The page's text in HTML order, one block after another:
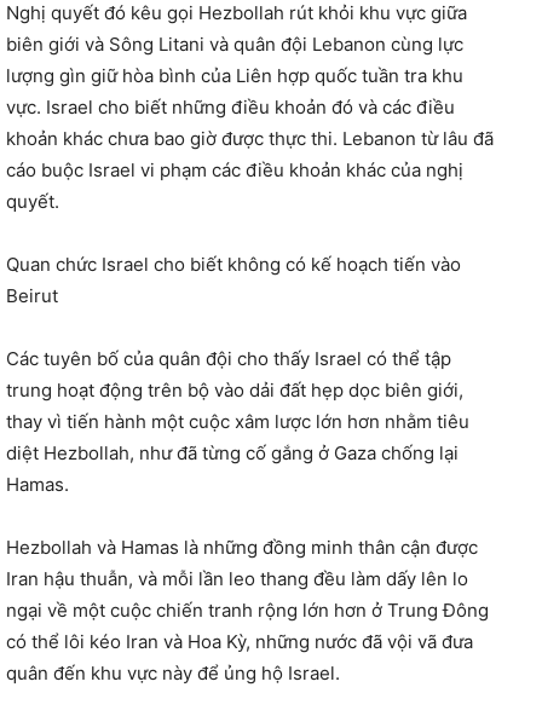
Nghị quyết đó kêu gọi Hezbollah rút khỏi khu vực giữa
biên giới và Sông Litani và quân đội Lebanon cùng lực
lượng gìn giữ hòa bình của Liên hợp quốc tuần tra khu
vực. Israel cho biết những điều khoản đó và các điều
khoản khác chưa bao giờ được thực thi. Lebanon từ lâu đã
cáo buộc Israel vi phạm các điều khoản khác của nghị
quyết.
Quan chức Israel cho biết không có kế hoạch tiến vào
Beirut
Các tuyên bố của quân đội cho thấy Israel có thể tập
trung hoạt động trên bộ vào dải đất hẹp dọc biên giới,
thay vì tiến hành một cuộc xâm lược lớn hơn nhằm tiêu
diệt Hezbollah, như đã từng cố gắng ở Gaza chống lại
Hamas.
Hezbollah và Hamas là những đồng minh thân cận được
Iran hậu thuẫn, và mỗi lần leo thang đều làm dấy lên lo
ngại về một cuộc chiến tranh rộng lớn hơn ở Trung Đông
có thể lôi kéo Iran và Hoa Kỳ, những nước đã vội vã đưa
quân đến khu vực này để ủng hộ Israel.